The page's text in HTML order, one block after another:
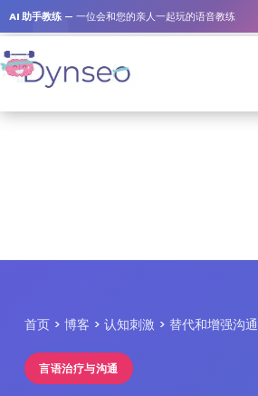
AI 助手教练 — 一位会和您的亲人一起玩的语音教练
首页 > 博客 > 认知刺激 > 替代和增强沟通
言语治疗与沟通